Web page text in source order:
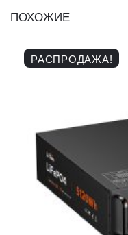
ПОХОЖИЕ
РАСПРОДАЖА!